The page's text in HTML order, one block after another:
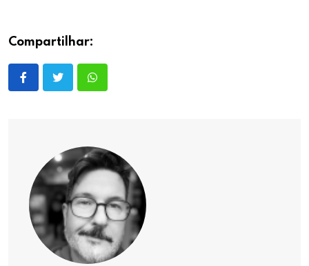
Compartilhar: